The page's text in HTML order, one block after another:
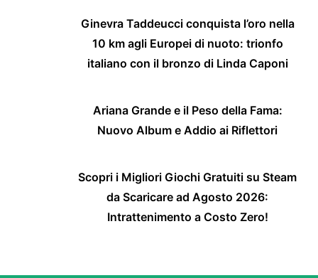
Ginevra Taddeucci conquista l’oro nella
10 km agli Europei di nuoto: trionfo
italiano con il bronzo di Linda Caponi
Ariana Grande e il Peso della Fama:
Nuovo Album e Addio ai Riflettori
Scopri i Migliori Giochi Gratuiti su Steam
da Scaricare ad Agosto 2026:
Intrattenimento a Costo Zero!